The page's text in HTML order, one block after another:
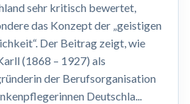
sehr kritisch bewertet,
das Konzept der „geistigen
Der Beitrag zeigt, wie
(1868 – 1927) als
der Berufsorganisation
Deutschla...